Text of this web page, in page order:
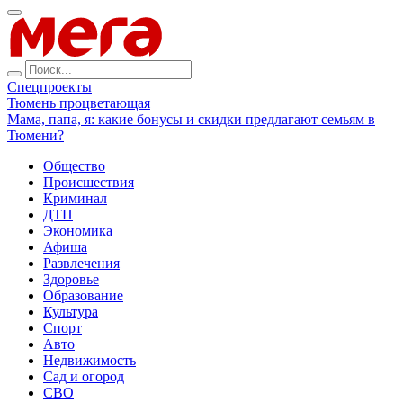
Спецпроекты
Тюмень процветающая
Мама, папа, я: какие бонусы и скидки предлагают семьям в
Тюмени?
Общество
Происшествия
Криминал
ДТП
Экономика
Афиша
Развлечения
Здоровье
Образование
Культура
Спорт
Авто
Недвижимость
Сад и огород
СВО